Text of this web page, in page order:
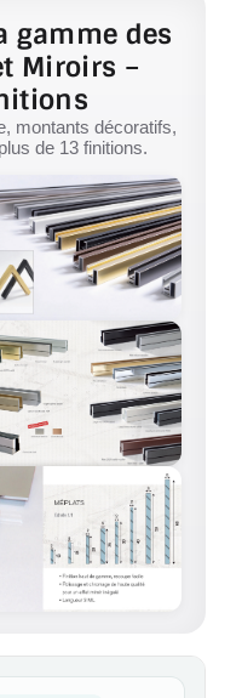
gamme des
Miroirs –
montants décoratifs,
de 13 finitions.